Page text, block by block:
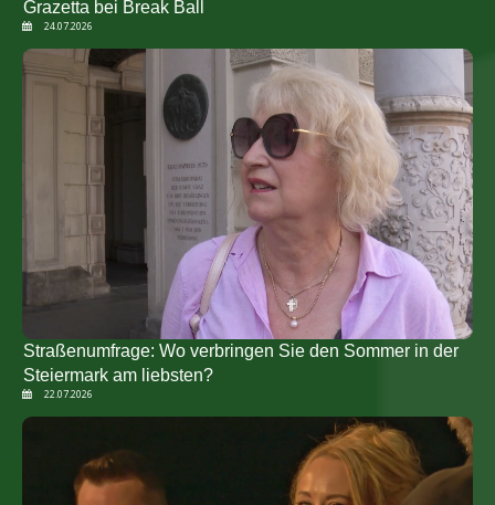
Grazetta bei Break Ball
24.07.2026
Straßenumfrage: Wo verbringen Sie den Sommer in der
Steiermark am liebsten?
22.07.2026